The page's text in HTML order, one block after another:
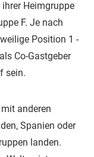
Heimgruppe
F. Je nach
Position 1 -
Co-Gastgeber
sein.
anderen
Spanien oder
landen.